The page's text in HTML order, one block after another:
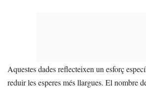
Aquestes dades reflecteixen un esforç
reduir les esperes més llargues. El nombre